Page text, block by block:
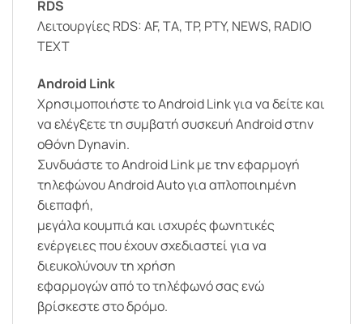
RDS
Λειτουργίες RDS: AF, TA, TP, PTY, NEWS, RADIO
TEXT
Android Link
Χρησιμοποιήστε τo Android Link για να δείτε και
να ελέγξετε τη συμβατή συσκευή Android στην
οθόνη Dynavin.
Συνδυάστε το Android Link με την εφαρμογή
τηλεφώνου Android Auto για απλοποιημένη
διεπαφή,
μεγάλα κουμπιά και ισχυρές φωνητικές
ενέργειες που έχουν σχεδιαστεί για να
διευκολύνουν τη χρήση
εφαρμογών από το τηλέφωνό σας ενώ
βρίσκεστε στο δρόμο.